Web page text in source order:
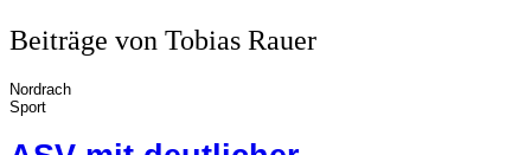
Beiträge von Tobias Rauer
Nordrach
Sport